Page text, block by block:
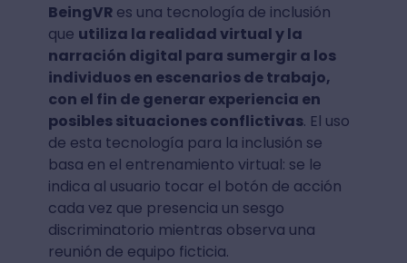
BeingVR es una tecnología de inclusión
que utiliza la realidad virtual y la
narración digital para sumergir a los
individuos en escenarios de trabajo,
con el fin de generar experiencia en
posibles situaciones conflictivas. El uso
de esta tecnología para la inclusión se
basa en el entrenamiento virtual: se le
indica al usuario tocar el botón de acción
cada vez que presencia un sesgo
discriminatorio mientras observa una
reunión de equipo ficticia.